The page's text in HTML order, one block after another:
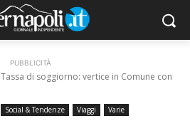
PUBBLICITÀ
Tassa di soggiorno: vertice in Comune con
Social & Tendenze Viaggi Varie